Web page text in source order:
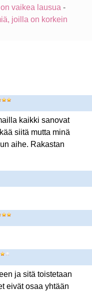
vaikea lausua -
joilla on korkein
kaikki sanovat
siitä mutta minä
aihe. Rakastan
ja sitä toistetaan
eivät osaa yhtään